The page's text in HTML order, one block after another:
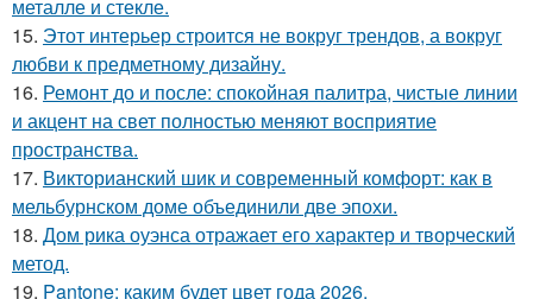
металле и стекле.
15. Этот интерьер строится не вокруг трендов, а вокруг
любви к предметному дизайну.
16. Ремонт до и после: спокойная палитра, чистые линии
и акцент на свет полностью меняют восприятие
пространства.
17. Викторианский шик и современный комфорт: как в
мельбурнском доме объединили две эпохи.
18. Дом рика оуэнса отражает его характер и творческий
метод.
19. Pantone: каким будет цвет года 2026.